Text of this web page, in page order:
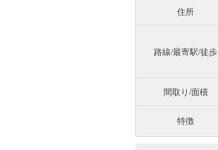
住所
路線/最寄駅/徒歩
間取り/面積
特徴